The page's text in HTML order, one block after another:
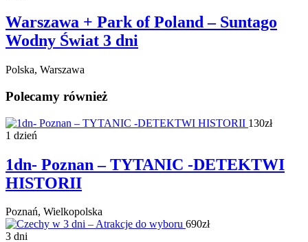
Warszawa + Park of Poland – Suntago
Wodny Świat 3 dni
Polska, Warszawa
Polecamy również
130zł
1 dzień
1dn- Poznan – TYTANIC -DETEKTWI
HISTORII
Poznań, Wielkopolska
690zł
3 dni